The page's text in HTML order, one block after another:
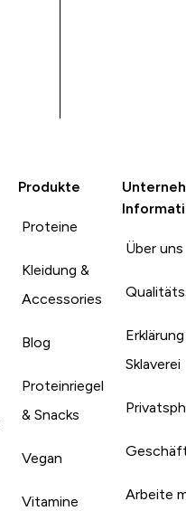
Produkte
Proteine
Kleidung &
Accessories
Blog
Proteinriegel
& Snacks
Vegan
Vitamine
Über uns
Sklaverei
Arbeite